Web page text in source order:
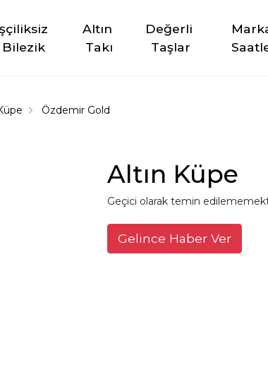
Bilezik
Altın
Takı
Değerli
Taşlar
Özdemir Gold
Altın Küpe
Geçici olarak temin
Gelince Haber Ver